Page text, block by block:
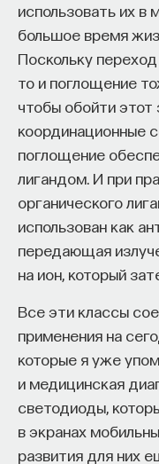
использовать их
большое время
Поскольку
то и поглощение
чтобы обойти этот
координационные
поглощение
лигандом. И при
органического
использован как
передающая
на ион, который
Все эти классы
применения на
которые я уже
и медицинская
светодиоды,
в экранах
развития для них